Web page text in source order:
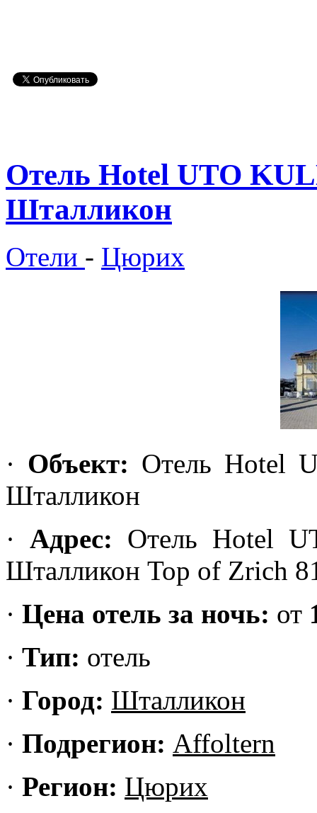
Отель Hotel UTO
Шталликон
Отели - Цюрих
· Объект: Отель Hotel
Шталликон
· Адрес: Отель Hotel
Шталликон Top of Zrich
· Цена отель за ночь: от
· Тип: отель
· Город: Шталликон
· Подрегион: Affoltern
· Регион: Цюрих